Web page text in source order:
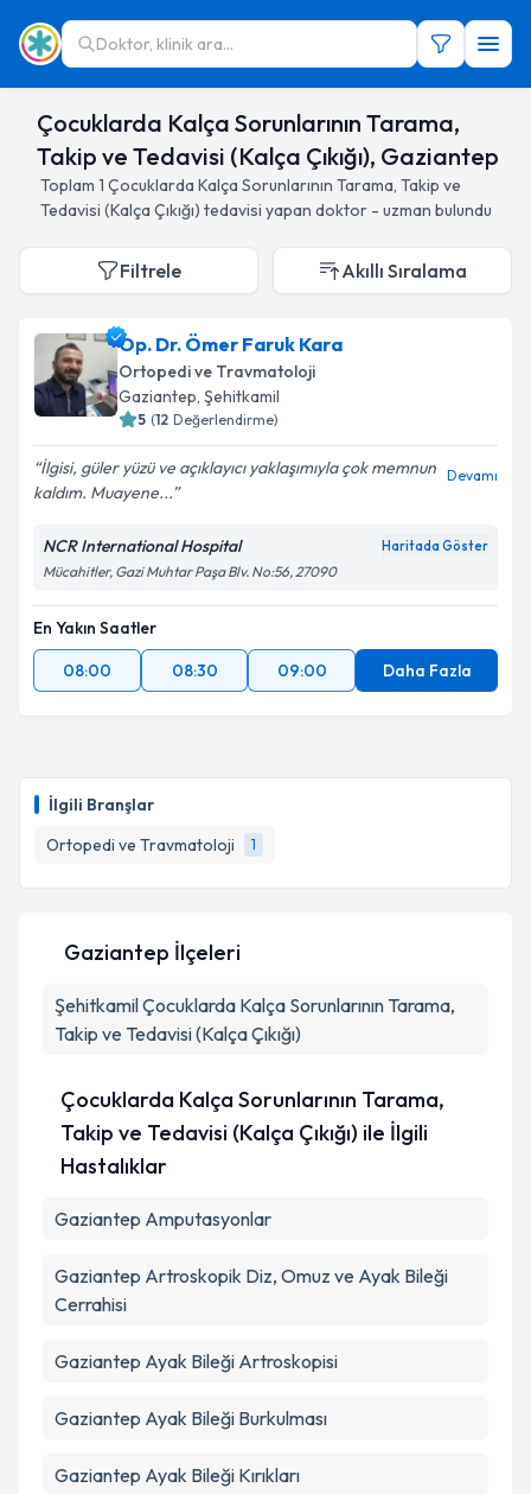
Doktor, klinik ara...
Çocuklarda Kalça Sorunlarının Tarama,
Takip ve Tedavisi (Kalça Çıkığı), Gaziantep
Toplam 1 Çocuklarda Kalça Sorunlarının Tarama, Takip ve
Tedavisi (Kalça Çıkığı) tedavisi yapan doktor - uzman bulundu
İlgili Branşlar
Ortopedi ve Travmatoloji
1
Filtrele Akıllı Sıralama
Op. Dr. Ömer Faruk Kara
Ortopedi ve Travmatoloji
Gaziantep, Şehitkamil
5 (12 Değerlendirme)
İlgisi, güler yüzü ve açıklayıcı yaklaşımıyla çok memnun
kaldım. Muayene...
Devamı
NCR International Hospital Haritada Göster
Mücahitler, Gazi Muhtar Paşa Blv. No:56, 27090
En Yakın Saatler
08:00
08:30 09:00 Daha Fazla
Gaziantep İlçeleri
ŞehitkamilÇocuklarda Kalça Sorunlarının Tarama,
Takip ve Tedavisi (Kalça Çıkığı)
Çocuklarda Kalça Sorunlarının Tarama,
Takip ve Tedavisi (Kalça Çıkığı) ile İlgili
Hastalıklar
Gaziantep Amputasyonlar
Gaziantep Artroskopik Diz, Omuz ve Ayak Bileği
Cerrahisi
Gaziantep Ayak Bileği Artroskopisi
Gaziantep Ayak Bileği Burkulması
Gaziantep Ayak Bileği Kırıkları